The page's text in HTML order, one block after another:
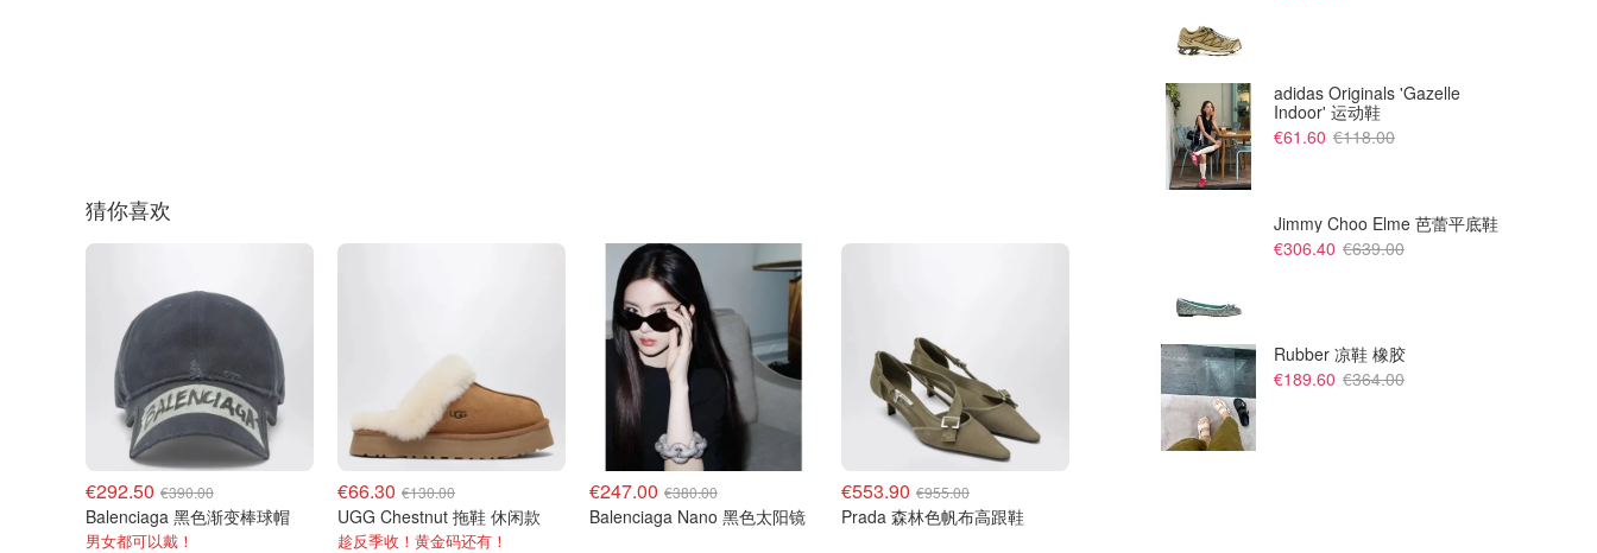
猜你喜欢
€292.50 €390.00
Balenciaga 黑色渐变棒球帽
男女都可以戴！
€66.30 €130.00
UGG Chestnut 拖鞋 休闲款
趁反季收！黄金码还有！
€247.00 €380.00
Balenciaga Nano 黑色太阳镜
€553.90 €955.00
Prada 森林色帆布高跟鞋
adidas Originals 'Gazelle
Indoor' 运动鞋
€61.60 €118.00
Jimmy Choo Elme 芭蕾平底鞋
€306.40 €639.00
Rubber 凉鞋 橡胶
€189.60 €364.00